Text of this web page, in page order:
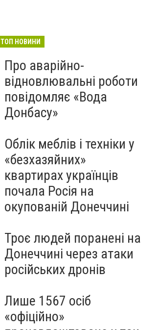
ТОП НОВИНИ
Про аварійно-
відновлювальні роботи
повідомляє «Вода
Донбасу»
Облік меблів і техніки у
«безхазяйних»
квартирах українців
почала Росія на
окупованій Донеччині
Троє людей поранені на
Донеччині через атаки
російських дронів
Лише 1567 осіб
«офіційно»